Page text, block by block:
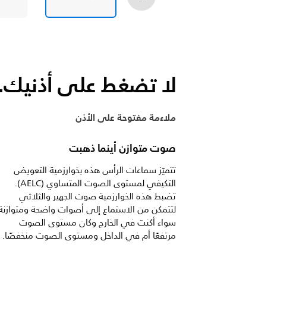
لا تضغط على
ملاءمة مفتوحة على الأذن
صوت متوازن أينما ذهبت
تتميّز سماعات الرأس هذه بخوارزمية التعويض
التكيفي لمستوى الصوت المتساوي (AELC).
تضبط هذه الخوارزمية صوت الجهير والثلاثي
لتتمكن من الاستماع إلى أصوات واضحة
سواء أكنت في الخارج وكان مستوى الصوت
مرتفعًا أم في الداخل ومستوى الصوت منخفضًا.